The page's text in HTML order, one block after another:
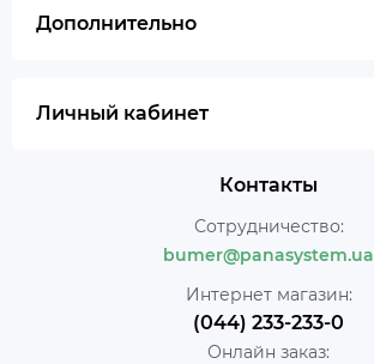
Дополнительно
Личный кабинет
Контакты
Сотрудничество:
bumer@panasystem.ua
Интернет магазин:
(044) 233-233-0
Онлайн заказ: